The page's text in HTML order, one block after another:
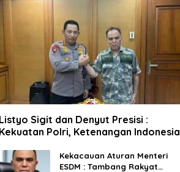
Listyo Sigit dan Denyut Presisi :
Kekuatan Polri, Ketenangan Indonesia
Kekacauan Aturan Menteri
ESDM : Tambang Rakyat